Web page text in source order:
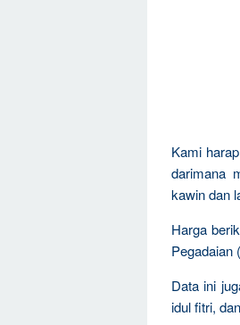
Kami
darimana
kawin dan
Harga
Pegadaian
Data ini
idul fitri,